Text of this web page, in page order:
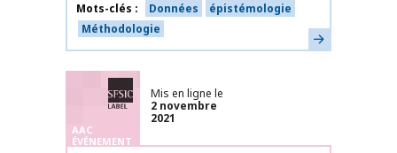
Mots-clés
Données
épistémologie
Méthodologie
En savoir plus
Labélisé SFSIC
AAC
ÉVÉNEMENT
Mis en ligne le
2 novembre
2021